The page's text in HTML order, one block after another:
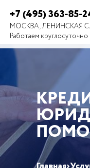
+7 (495) 363-85-
МОСКВА, ЛЕНИНСКАЯ
Работаем круглосуточно